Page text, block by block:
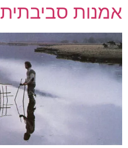
אמנות סביבתית